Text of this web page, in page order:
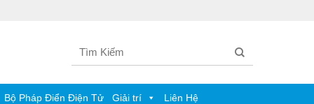
Bộ Pháp Điển Điện Tử Giải trí Liên Hệ